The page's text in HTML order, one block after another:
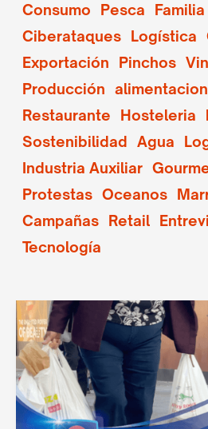
Consumo
Pesca Familia
Ciberataques Logística
Exportación
Pinchos
Producción alimentacion
Restaurante
Hosteleria
Sostenibilidad Agua
Industria Auxiliar
Protestas Oceanos
Campañas Retail
Tecnología